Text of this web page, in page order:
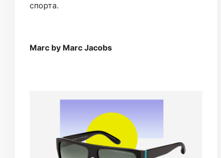
спорта.
Marc by Marc Jacobs